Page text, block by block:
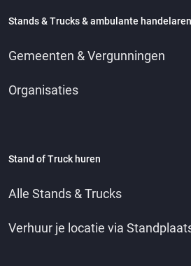
Stands & Trucks & ambulante handelaren
Gemeenten & Vergunningen
Organisaties
Stand of Truck huren
Alle Stands & Trucks
Verhuur je locatie via